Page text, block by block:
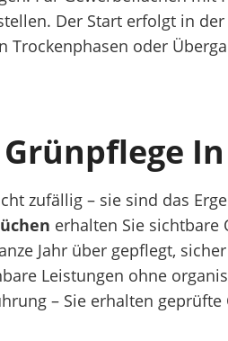
Der Start erfolgt in
Trockenphasen oder
zufällig – sie sind das
erhalten Sie
Jahr über gepflegt,
Leistungen ohne
– Sie erhalten